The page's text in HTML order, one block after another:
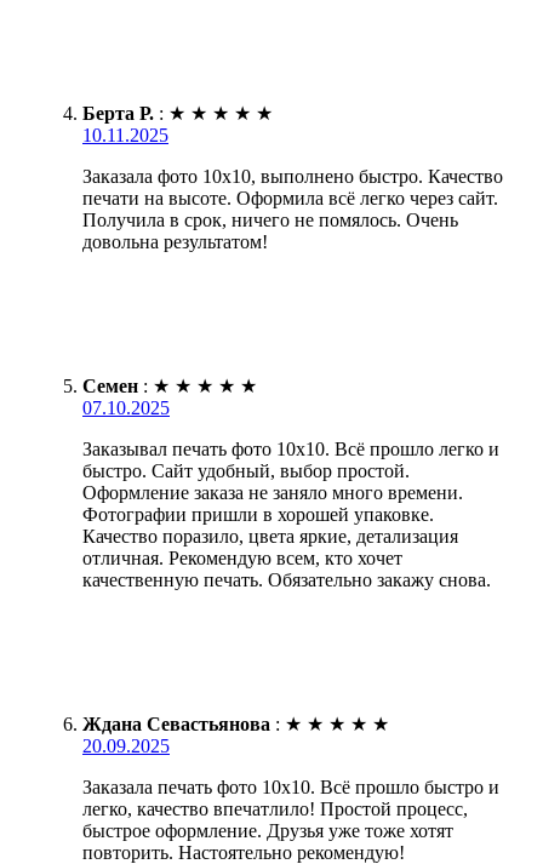
Берта Р. : ★ ★ ★ ★ ★
10.11.2025
Заказала фото 10х10, выполнено быстро. Качество
печати на высоте. Оформила всё легко через сайт.
Получила в срок, ничего не помялось. Очень
довольна результатом!
Семен : ★ ★ ★ ★ ★
07.10.2025
Заказывал печать фото 10х10. Всё прошло легко и
быстро. Сайт удобный, выбор простой.
Оформление заказа не заняло много времени.
Фотографии пришли в хорошей упаковке.
Качество поразило, цвета яркие, детализация
отличная. Рекомендую всем, кто хочет
качественную печать. Обязательно закажу снова.
Ждана Севастьянова : ★ ★ ★ ★ ★
20.09.2025
Заказала печать фото 10х10. Всё прошло быстро и
легко, качество впечатлило! Простой процесс,
быстрое оформление. Друзья уже тоже хотят
повторить. Настоятельно рекомендую!